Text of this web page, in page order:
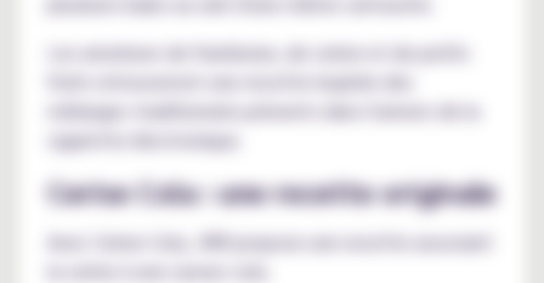
Les amateurs de framboise, de cerise et de petits
mélanges traditionnels présents dans l'univers de la
cigarette électronique.
Cerise Cola : une recette originale
Avec Cerise Cola, JNR propose une recette associant